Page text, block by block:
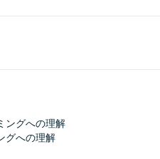
ングへの理解
グへの理解